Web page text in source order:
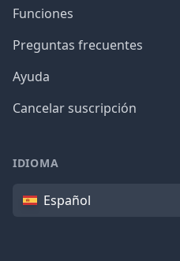
Funciones
Preguntas frecuentes
Ayuda
Cancelar suscripción
IDIOMA
IdiomaEspañol